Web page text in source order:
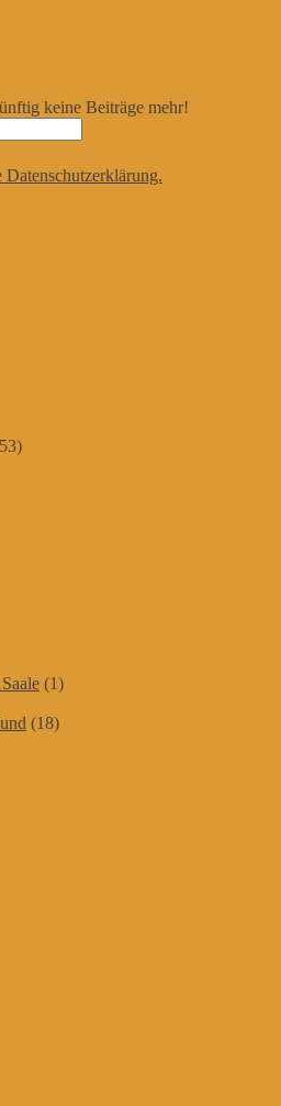
keine Beiträge mehr!
(1)
(18)